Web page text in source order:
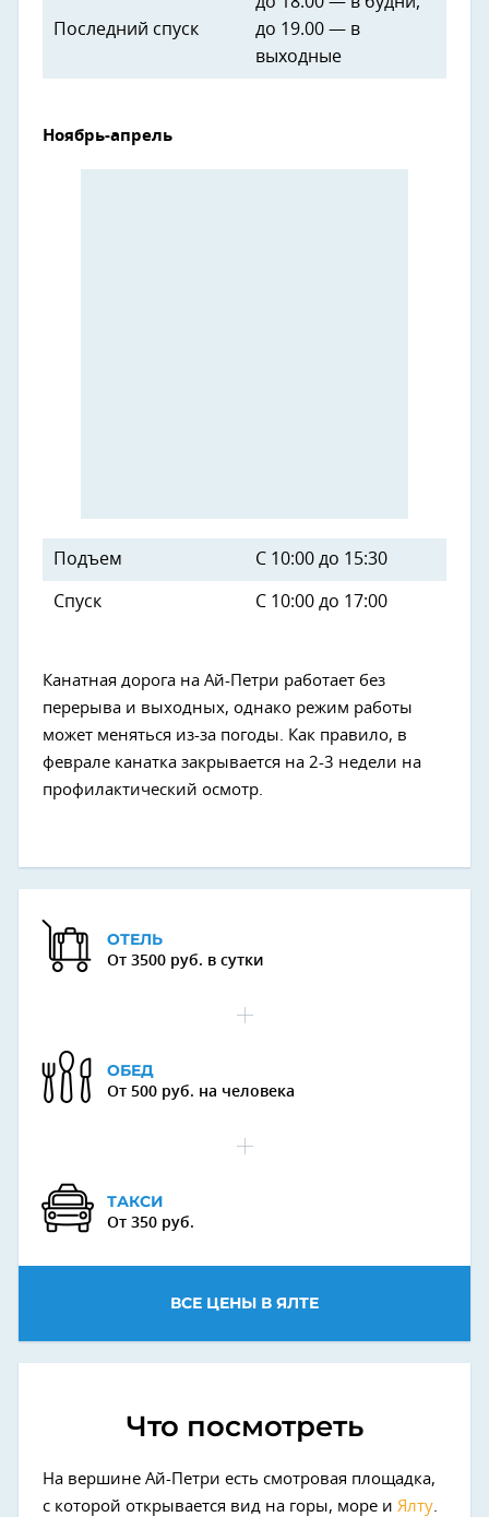
Последний спуск
до 19.00 — в
выходные
Ноябрь-апрель
Подъем С 10:00 до 15:30
Спуск С 10:00 до 17:00
Канатная дорога на Ай-Петри работает без
перерыва и выходных, однако режим работы
может меняться из-за погоды. Как правило, в
феврале канатка закрывается на 2-3 недели на
профилактический осмотр.
ОТЕЛЬ
От 3500 руб. в сутки
ОБЕД
От 500 руб. на человека
ТАКСИ
От 350 руб.
ВСЕ ЦЕНЫ В ЯЛТЕ
Что посмотреть
На вершине Ай-Петри есть смотровая площадка,
с которой открывается вид на горы, море и Ялту